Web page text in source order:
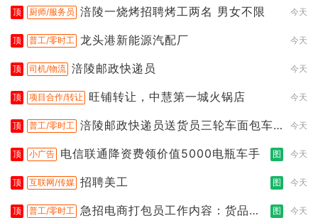
顶 厨师/服务员 涪陵一烧烤招聘烤工两名 男女不限 今天
顶 普工/零时工 龙头港新能源汽配厂 今天
顶 司机/物流 涪陵邮政快递员 今天
顶 项目合作/转让 旺铺转让，中慧第一城火锅店 今天
顶 普工/零时工 涪陵邮政快递员送货员三轮车面包车
今天
顶 小广告 电信联通降资费领价值5000电瓶车手 图 今天
顶 互联网/传媒 招聘美工 图 今天
顶 普工/零时工 急招电商打包员工作内容：货品分
图 今天